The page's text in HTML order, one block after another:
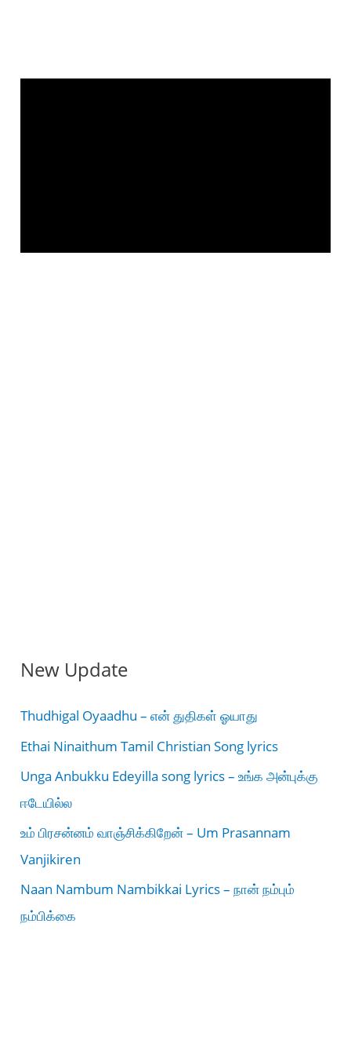
New Update
Thudhigal Oyaadhu – என் துதிகள் ஓயாது
Ethai Ninaithum Tamil Christian Song lyrics
Unga Anbukku Edeyilla song lyrics – உங்க அன்புக்கு
ஈடேயில்ல
உம் பிரசன்னம் வாஞ்சிக்கிறேன் – Um Prasannam
Vanjikiren
Naan Nambum Nambikkai Lyrics – நான் நம்பும்
நம்பிக்கை